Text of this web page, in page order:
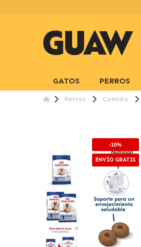
GATOS PERROS
Perros Comida
-10%
ENVÍO GRATIS